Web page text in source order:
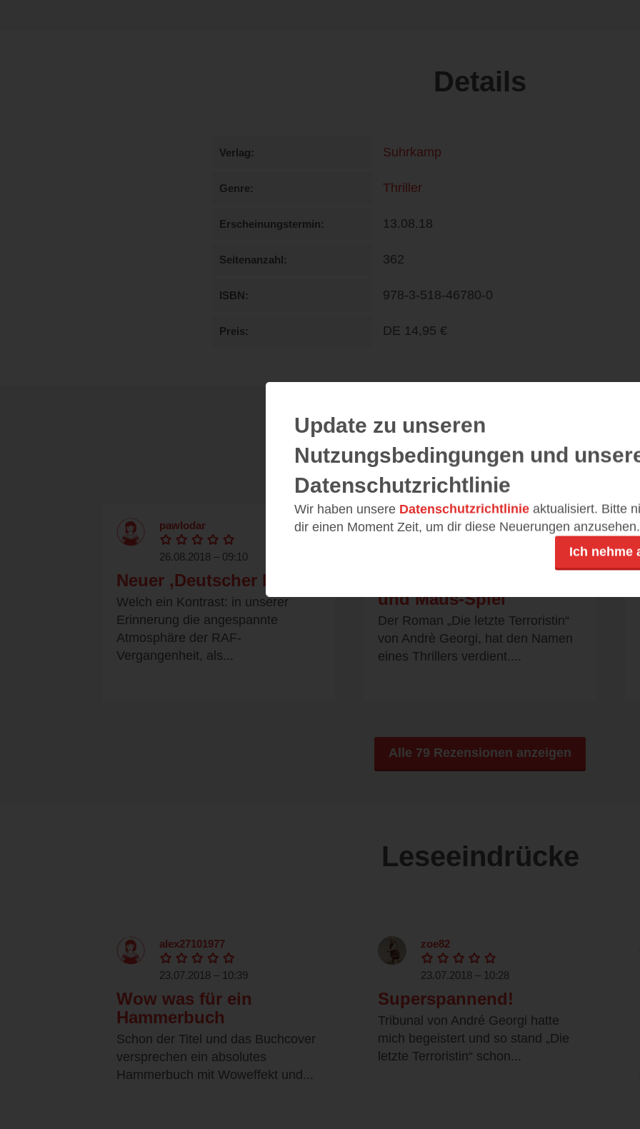
Details
Verlag Suhrkamp
Genre Thriller
Erscheinungstermin 13.08.18
Seitenanzahl 362
ISBN 978-3-518-46780-0
Preis DE 14,95 €
Rezensionen
pawlodar
26.08.2018 – 09:10
Neuer ‚Deutscher Herbst‘
Welch ein Kontrast: in unserer
Erinnerung die angespannte
Atmosphäre der RAF-
Vergangenheit, als...
seitenfresserchen
und Maus-Spiel
Der Roman „Die letzte Terroristin“
von Andrè Georgi, hat den Namen
eines Thrillers verdient....
Alle 79 Rezensionen anzeigen
Leseeindrücke
alex27101977
23.07.2018 – 10:39
Wow was für ein
Hammerbuch
Schon der Titel und das Buchcover
versprechen ein absolutes
Hammerbuch mit Woweffekt und...
zoe82
23.07.2018 – 10:28
Superspannend!
Tribunal von André Georgi hatte
mich begeistert und so stand „Die
letzte Terroristin“ schon...
Update zu unseren
Nutzungsbedingungen und
Datenschutzrichtlinie
Wir haben unsere Datenschutzrichtlinie aktualisiert. Bitte
dir einen Moment Zeit, um dir diese Neuerungen anzusehen.
Ich nehme